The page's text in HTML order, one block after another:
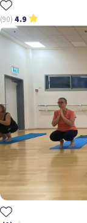
4.9
(90)